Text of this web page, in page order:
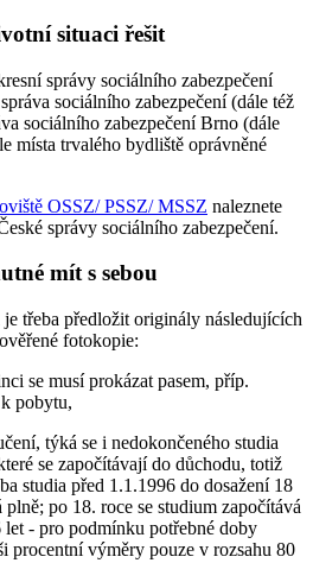
situaci řešit
správy sociálního zabezpečení
sociálního zabezpečení (dále též
sociálního zabezpečení Brno (dále
místa trvalého bydliště oprávněné
OSSZ/ PSSZ/ MSSZ naleznete
správy sociálního zabezpečení.
mít s sebou
třeba předložit originály následujících
fotokopie:
se musí prokázat pasem, příp.
pobytu,
týká se i nedokončeného studia
se započítávají do důchodu, totiž
studia před 1.1.1996 do dosažení 18
po 18. roce se studium započítává
- pro podmínku potřebné doby
procentní výměry pouze v rozsahu 80